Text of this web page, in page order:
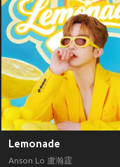
Lemonade
Anson Lo 盧瀚霆